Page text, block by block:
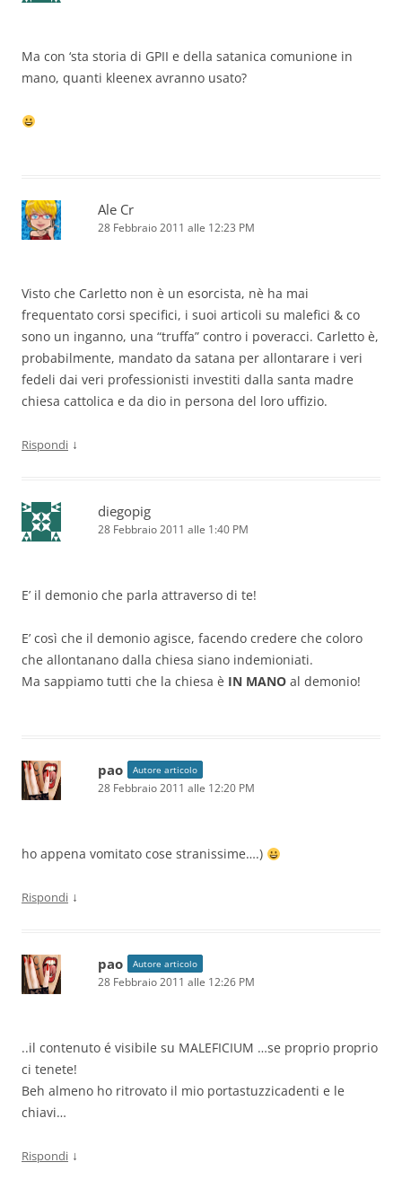
Ma con ‘sta storia di GPII e della satanica comunione in
mano, quanti kleenex avranno usato?
Ale Cr
28 Febbraio 2011 alle 12:23 PM
Visto che Carletto non è un esorcista, nè ha mai
frequentato corsi specifici, i suoi articoli su malefici & co
sono un inganno, una “truffa” contro i poveracci. Carletto è,
probabilmente, mandato da satana per allontarare i veri
fedeli dai veri professionisti investiti dalla santa madre
chiesa cattolica e da dio in persona del loro uffizio.
Rispondi ↓
diegopig
28 Febbraio 2011 alle 1:40 PM
E’ il demonio che parla attraverso di te!
E’ così che il demonio agisce, facendo credere che coloro
che allontanano dalla chiesa siano indemioniati.
Ma sappiamo tutti che la chiesa è IN MANO al demonio!
pao Autore articolo
28 Febbraio 2011 alle 12:20 PM
ho appena vomitato cose stranissime….)
Rispondi ↓
pao Autore articolo
28 Febbraio 2011 alle 12:26 PM
..il contenuto é visibile su MALEFICIUM …se proprio proprio
ci tenete!
Beh almeno ho ritrovato il mio portastuzzicadenti e le
chiavi…
Rispondi ↓